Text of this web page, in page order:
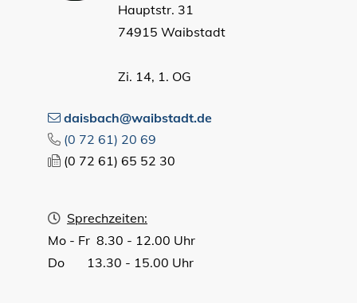
Hauptstr. 31
74915 Waibstadt
Zi. 14, 1. OG
daisbach@waibstadt.de
(0 72 61) 20 69
(0 72 61) 65 52 30
Sprechzeiten:
Mo - Fr 8.30 - 12.00 Uhr
Do 13.30 - 15.00 Uhr